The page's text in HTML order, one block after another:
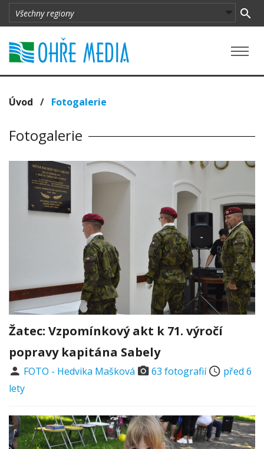
Úvod / Fotogalerie
Fotogalerie
Žatec: Vzpomínkový akt k 71. výročí
popravy kapitána Sabely
FOTO - Hedvika Mašková 63 fotografií
před 6
lety